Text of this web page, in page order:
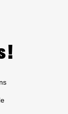
!